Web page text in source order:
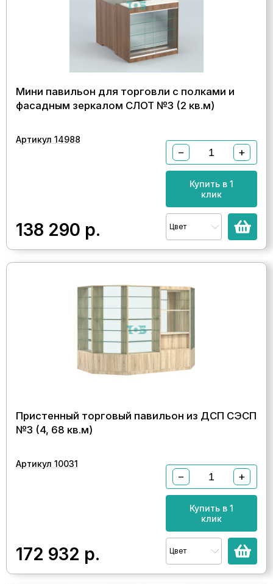
Мини павильон для торговли с полками и
фасадным зеркалом СЛОТ №3 (2 кв.м)
Артикул 14988
138 290 р.
− +
Купить в 1
клик
Цвет
Пристенный торговый павильон из ДСП СЭСП
№3 (4, 68 кв.м)
Артикул 10031
172 932 р.
− +
Купить в 1
клик
Цвет